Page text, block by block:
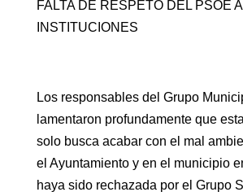
FALTA DE RESPETO DEL PSOE
INSTITUCIONES
Los responsables del Grupo
lamentaron profundamente que
solo busca acabar con el mal
el Ayuntamiento y en el municipio
haya sido rechazada por el Grupo